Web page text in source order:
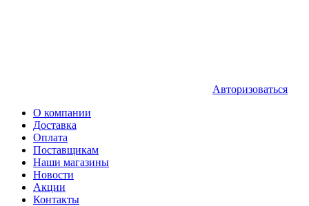
Авторизоваться
О компании
Доставка
Оплата
Поставщикам
Наши магазины
Новости
Акции
Контакты